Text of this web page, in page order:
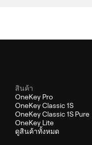
สินค้า
OneKey Pro
OneKey Classic 1S
OneKey Classic 1S Pure
OneKey Lite
ดูสินค้าทั้งหมด